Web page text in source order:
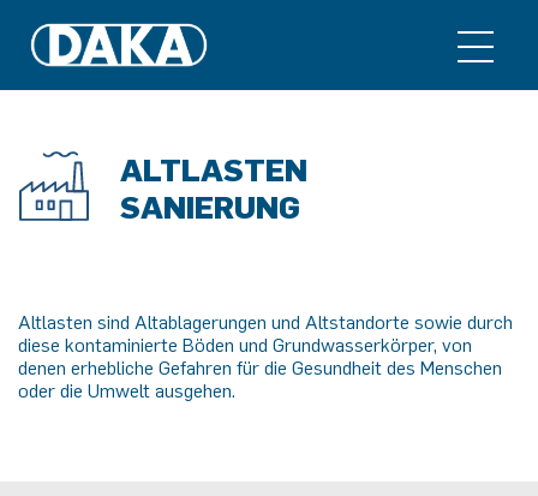
ALTLASTEN
SANIERUNG
Altlasten sind Altablagerungen und Altstandorte sowie durch
diese kontaminierte Böden und Grundwasserkörper, von
denen erhebliche Gefahren für die Gesundheit des Menschen
oder die Umwelt ausgehen.